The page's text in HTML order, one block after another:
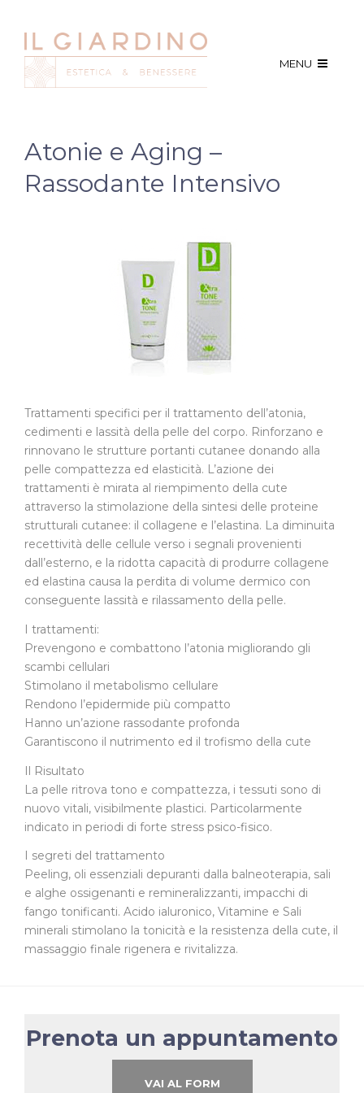
MENU
Atonie e Aging –
Rassodante Intensivo
Trattamenti specifici per il trattamento dell’atonia,
cedimenti e lassità della pelle del corpo. Rinforzano e
rinnovano le strutture portanti cutanee donando alla
pelle compattezza ed elasticità. L’azione dei
trattamenti è mirata al riempimento della cute
attraverso la stimolazione della sintesi delle proteine
strutturali cutanee: il collagene e l’elastina. La diminuita
recettività delle cellule verso i segnali provenienti
dall’esterno, e la ridotta capacità di produrre collagene
ed elastina causa la perdita di volume dermico con
conseguente lassità e rilassamento della pelle.
I trattamenti:
Prevengono e combattono l’atonia migliorando gli
scambi cellulari
Stimolano il metabolismo cellulare
Rendono l’epidermide più compatto
Hanno un’azione rassodante profonda
Garantiscono il nutrimento ed il trofismo della cute
Il Risultato
La pelle ritrova tono e compattezza, i tessuti sono di
nuovo vitali, visibilmente plastici. Particolarmente
indicato in periodi di forte stress psico-fisico.
I segreti del trattamento
Peeling, oli essenziali depuranti dalla balneoterapia, sali
e alghe ossigenanti e remineralizzanti, impacchi di
fango tonificanti. Acido ialuronico, Vitamine e Sali
minerali stimolano la tonicità e la resistenza della cute, il
massaggio finale rigenera e rivitalizza.
Prenota un appuntamento
VAI AL FORM